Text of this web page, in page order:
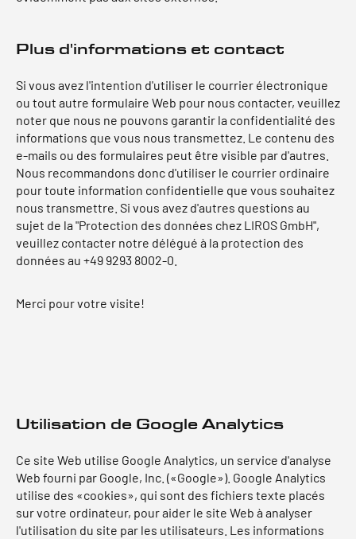
Plus d'informations et contact
Si vous avez l'intention d'utiliser le courrier électronique
ou tout autre formulaire Web pour nous contacter, veuillez
noter que nous ne pouvons garantir la confidentialité des
informations que vous nous transmettez. Le contenu des
e-mails ou des formulaires peut être visible par d'autres.
Nous recommandons donc d'utiliser le courrier ordinaire
pour toute information confidentielle que vous souhaitez
nous transmettre. Si vous avez d'autres questions au
sujet de la "Protection des données chez LIROS GmbH",
veuillez contacter notre délégué à la protection des
données au +49 9293 8002-0.
Merci pour votre visite!
Utilisation de Google Analytics
Ce site Web utilise Google Analytics, un service d'analyse
Web fourni par Google, Inc. («Google»). Google Analytics
utilise des «cookies», qui sont des fichiers texte placés
sur votre ordinateur, pour aider le site Web à analyser
l'utilisation du site par les utilisateurs. Les informations